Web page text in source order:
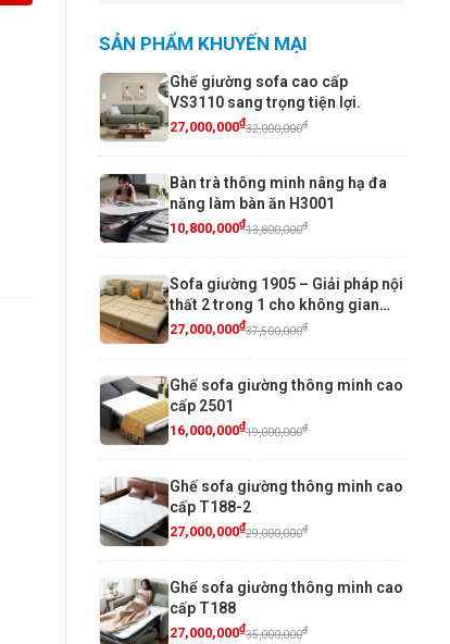
SẢN PHẨM KHUYẾN MẠI
Ghế giường sofa cao cấp
VS3110 sang trọng tiện lợi.
27,000,000₫32,000,000₫
Bàn trà thông minh nâng hạ đa
năng làm bàn ăn H3001
10,800,000₫13,800,000₫
Sofa giường 1905 – Giải pháp nội
thất 2 trong 1 cho không gian
sống hiện đại
27,000,000₫37,500,000₫
Ghế sofa giường thông minh cao
cấp 2501
16,000,000₫19,000,000₫
Ghế sofa giường thông minh cao
cấp T188-2
27,000,000₫29,000,000₫
Ghế sofa giường thông minh cao
cấp T188
27,000,000₫35,000,000₫